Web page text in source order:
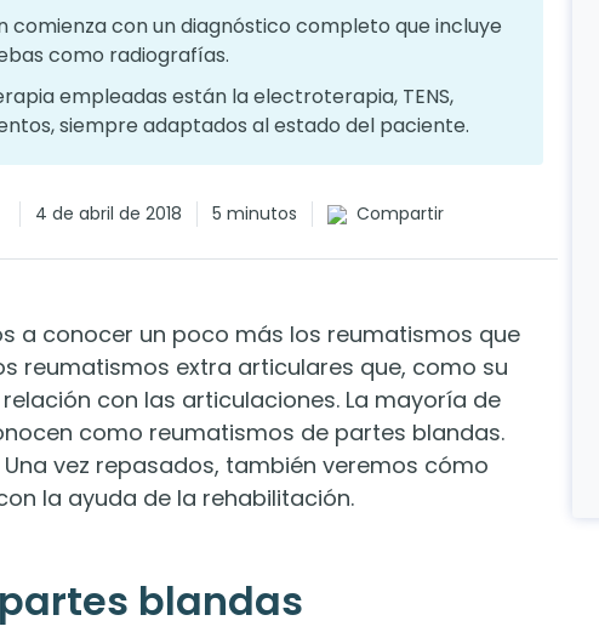
comienza con un diagnóstico completo que incluye
como radiografías.
empleadas están la electroterapia, TENS,
siempre adaptados al estado del paciente.
4 de abril de 2018 5 minutos Compartir
a conocer un poco más los reumatismos que
reumatismos extra articulares que, como su
con las articulaciones. La mayoría de
como reumatismos de partes blandas.
vez repasados, también veremos cómo
la ayuda de la rehabilitación.
blandas